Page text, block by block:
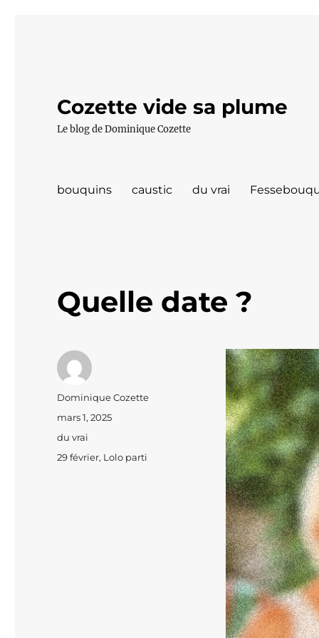
Cozette vide sa plume
Le blog de Dominique Cozette
bouquins caustic du vrai
Quelle date ?
Auteur
Dominique Cozette
Publié
le
mars 1, 2025
Catégories
du vrai
Étiquettes
29 février, Lolo parti